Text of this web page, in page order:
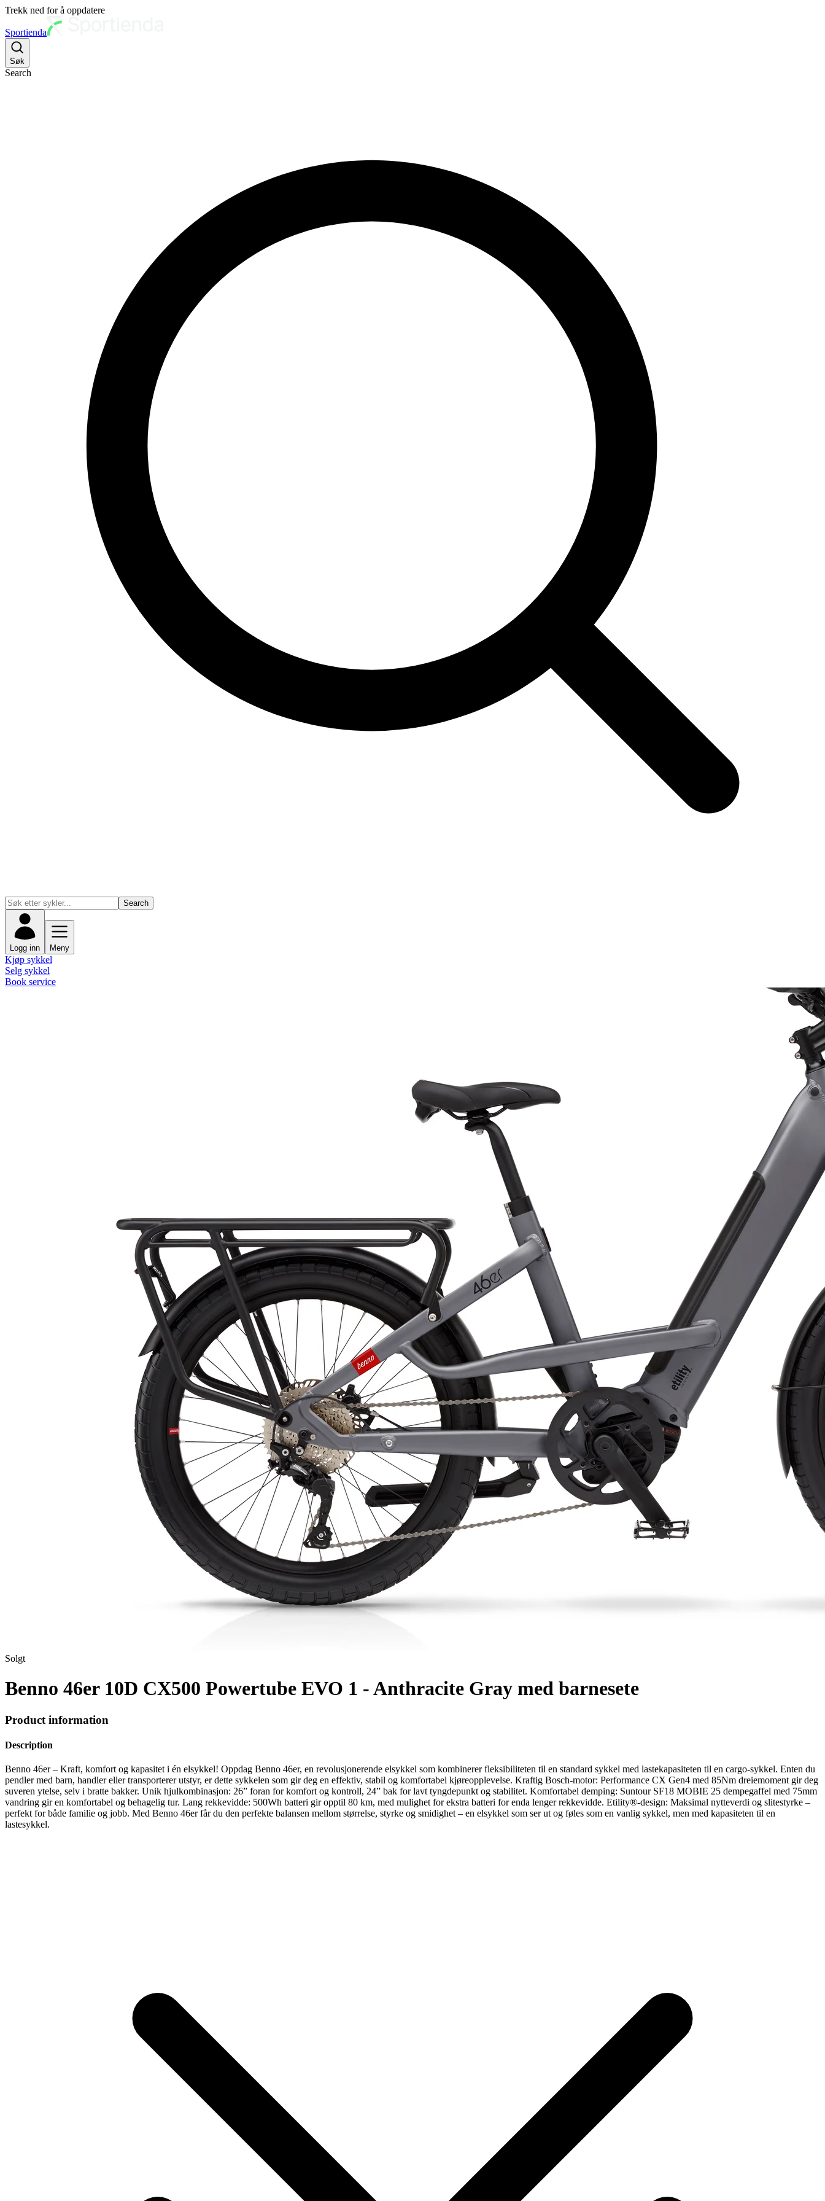
Trekk ned for å oppdatere
Sportienda
Søk
Search
Search
Logg inn Meny
Kjøp sykkel
Selg sykkel
Book service
Solgt
Benno 46er 10D CX500 Powertube EVO 1 - Anthracite Gray med barnesete
Product information
Description
Benno 46er – Kraft, komfort og kapasitet i én elsykkel! Oppdag Benno 46er, en revolusjonerende elsykkel som kombinerer fleksibiliteten til en standard sykkel med lastekapasiteten til en cargo-sykkel. Enten du
pendler med barn, handler eller transporterer utstyr, er dette sykkelen som gir deg en effektiv, stabil og komfortabel kjøreopplevelse. Kraftig Bosch-motor: Performance CX Gen4 med 85Nm dreiemoment gir deg
suveren ytelse, selv i bratte bakker. Unik hjulkombinasjon: 26” foran for komfort og kontroll, 24” bak for lavt tyngdepunkt og stabilitet. Komfortabel demping: Suntour SF18 MOBIE 25 dempegaffel med 75mm
vandring gir en komfortabel og behagelig tur. Lang rekkevidde: 500Wh batteri gir opptil 80 km, med mulighet for ekstra batteri for enda lenger rekkevidde. Etility®-design: Maksimal nytteverdi og slitestyrke –
perfekt for både familie og jobb. Med Benno 46er får du den perfekte balansen mellom størrelse, styrke og smidighet – en elsykkel som ser ut og føles som en vanlig sykkel, men med kapasiteten til en
lastesykkel.